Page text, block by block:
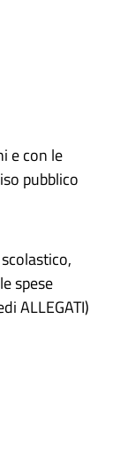
e con le
pubblico
spese
ALLEGATI)